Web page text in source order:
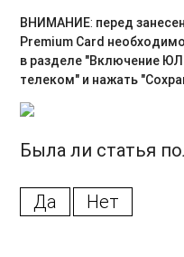
ВНИМАНИЕ: перед
Premium Card
в разделе "Включение
телеком" и нажать
Была ли статья
Да Нет